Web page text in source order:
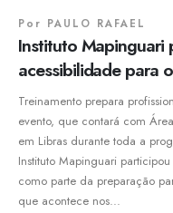
Por PAULO RAFAEL
Instituto Mapinguari
acessibilidade para
Treinamento prepara
evento, que contará com
em Libras durante toda a
Instituto Mapinguari
como parte da preparação
que acontece nos...